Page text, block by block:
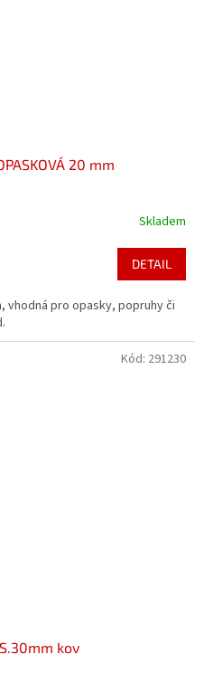
20 mm
Skladem
DETAIL
vhodná pro opasky, popruhy či
kov
Kód: 291230